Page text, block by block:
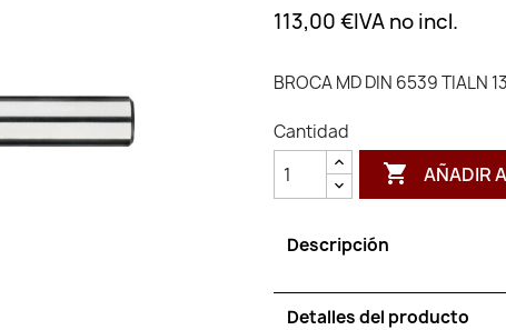
113,00 €IVA no incl.
BROCA MD DIN 6539 TIALN
Cantidad
 AÑADIR
Descripción
Detalles del producto